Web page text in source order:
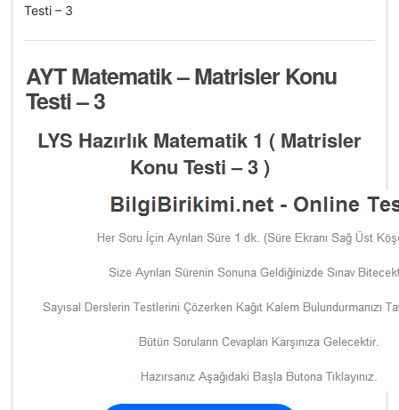
Testi – 3
AYT Matematik – Matrisler Konu
Testi – 3
LYS Hazırlık Matematik 1 ( Matrisler
Konu Testi – 3 )